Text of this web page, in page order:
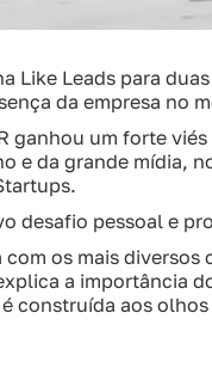
Like Leads para
da empresa no
ganhou um forte
e da grande mídia,
desafio pessoal e
os mais
a importância
construída aos